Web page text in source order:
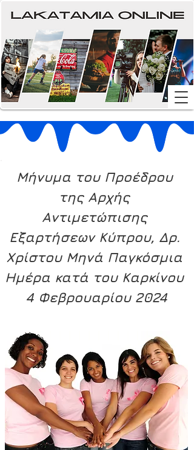
Μήνυμα του Προέδρου
της Αρχής
Αντιμετώπισης
Εξαρτήσεων Κύπρου, Δρ.
Χρίστου Μηνά Παγκόσμια
Ημέρα κατά του Καρκίνου
4 Φεβρουαρίου 2024